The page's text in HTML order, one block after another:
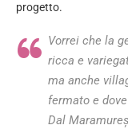
progetto.
Vorrei che la
ricca e
ma anche
fermato e
Dal